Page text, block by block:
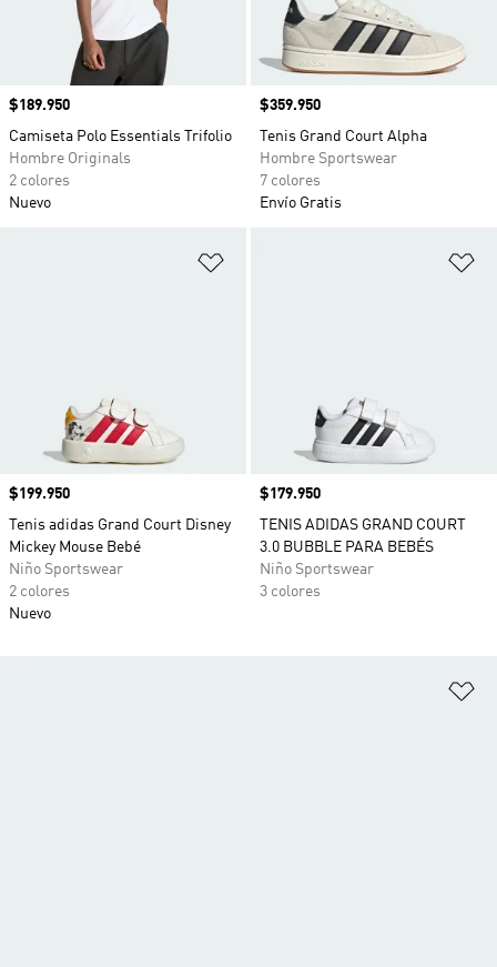
Precio
$189.950
Camiseta Polo Essentials Trifolio
Hombre Originals
2 colores
Nuevo
Precio
$359.950
Tenis Grand Court Alpha
Hombre Sportswear
7 colores
Envío Gratis
Precio
$199.950
Tenis adidas Grand Court Disney
Mickey Mouse Bebé
Niño Sportswear
2 colores
Nuevo
Precio
$179.950
TENIS ADIDAS GRAND COURT
3.0 BUBBLE PARA BEBÉS
Niño Sportswear
3 colores